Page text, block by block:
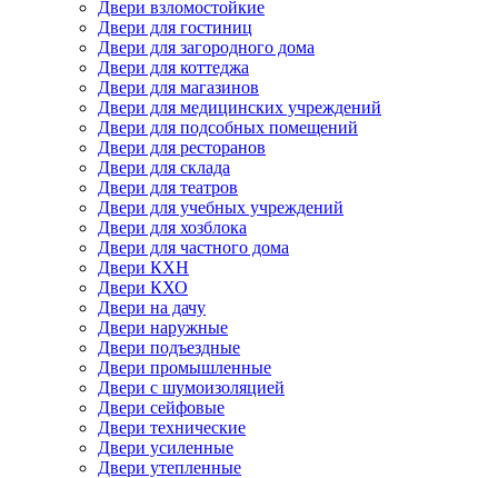
Двери взломостойкие
Двери для гостиниц
Двери для загородного дома
Двери для коттеджа
Двери для магазинов
Двери для медицинских учреждений
Двери для подсобных помещений
Двери для ресторанов
Двери для склада
Двери для театров
Двери для учебных учреждений
Двери для хозблока
Двери для частного дома
Двери КХН
Двери КХО
Двери на дачу
Двери наружные
Двери подъездные
Двери промышленные
Двери с шумоизоляцией
Двери сейфовые
Двери технические
Двери усиленные
Двери утепленные